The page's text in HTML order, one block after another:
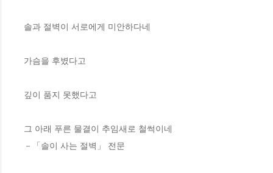
솔과 절벽이 서로에게 미안하다네
가슴을 후볐다고
깊이 품지 못했다고
그 아래 푸른 물결이 추임새로 철썩이네
－「솔이 사는 절벽」 전문